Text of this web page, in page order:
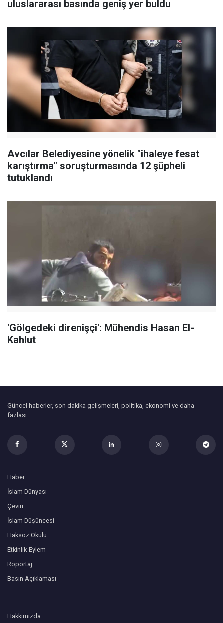
uluslararası basında geniş yer buldu
Avcılar Belediyesine yönelik "ihaleye fesat
karıştırma" soruşturmasında 12 şüpheli
tutuklandı
'Gölgedeki direnişçi': Mühendis Hasan El-
Kahlut
Güncel haberler, son dakika gelişmeleri, politika, ekonomi ve daha
fazlası.
Haber
İslam Dünyası
Çeviri
İslam Düşüncesi
Haksöz Okulu
Etkinlik-Eylem
Röportaj
Basın Açıklaması
Hakkımızda